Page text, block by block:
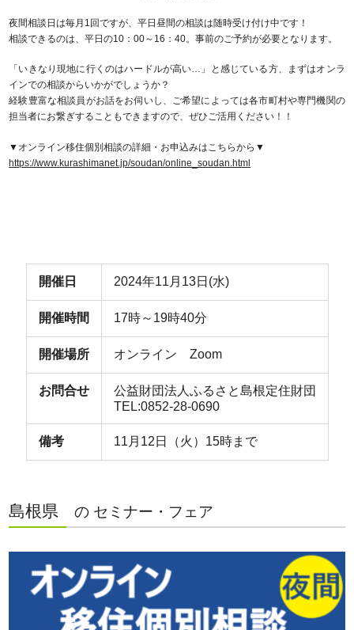
夜間相談日は毎月1回ですが、平日昼間の相談は随時受け付け中です！
相談できるのは、平日の10：00～16：40。事前のご予約が必要となります。
「いきなり現地に行くのはハードルが高い…」と感じている方、まずはオンラ
インでの相談からいかがでしょうか？
経験豊富な相談員がお話をお伺いし、ご希望によっては各市町村や専門機関の
担当者にお繋ぎすることもできますので、ぜひご活用ください！！
▼オンライン移住個別相談の詳細・お申込みはこちらから▼
https://www.kurashimanet.jp/soudan/online_soudan.html
開催日 2024年11月13日(水)
開催時間 17時～19時40分
開催場所 オンライン Zoom
お問合せ
公益財団法人ふるさと島根定住財団
TEL:0852-28-0690
備考 11月12日（火）15時まで
島根県 の セミナー・フェア